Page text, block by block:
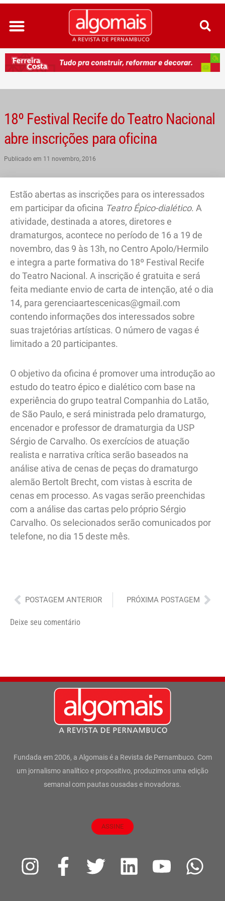
Ir
para
conteúdo
18º Festival Recife do Teatro Nacional
abre inscrições para oficina
Publicado em 11 novembro, 2016
Estão abertas as inscrições para os interessados
em participar da oficina Teatro Épico-dialético. A
atividade, destinada a atores, diretores e
dramaturgos, acontece no período de 16 a 19 de
novembro, das 9 às 13h, no Centro Apolo/Hermilo
e integra a parte formativa do 18º Festival Recife
do Teatro Nacional. A inscrição é gratuita e será
feita mediante envio de carta de intenção, até o dia
14, para gerenciaartescenicas@gmail.com
contendo informações dos interessados sobre
suas trajetórias artísticas. O número de vagas é
limitado a 20 participantes.
O objetivo da oficina é promover uma introdução ao
estudo do teatro épico e dialético com base na
experiência do grupo teatral Companhia do Latão,
de São Paulo, e será ministrada pelo dramaturgo,
encenador e professor de dramaturgia da USP
Sérgio de Carvalho. Os exercícios de atuação
realista e narrativa crítica serão baseados na
análise ativa de cenas de peças do dramaturgo
alemão Bertolt Brecht, com vistas à escrita de
cenas em processo. As vagas serão preenchidas
com a análise das cartas pelo próprio Sérgio
Carvalho. Os selecionados serão comunicados por
telefone, no dia 15 deste mês.
Anterior
POSTAGEM ANTERIOR PRÓXIMA POSTAGEM
Deixe seu comentário
Fundada em 2006, a Algomais é a Revista de Pernambuco. Com
um jornalismo analítico e propositivo, produzimos uma edição
semanal com pautas ousadas e inovadoras.
ASSINE
I
F
a
T
L
Y
W